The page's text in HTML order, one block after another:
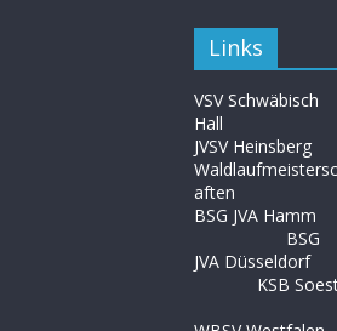
Links
VSV Schwäbisch
Hall
JVSV Heinsberg
aften
BSG JVA Hamm
BSG
JVA Düsseldorf
KSB